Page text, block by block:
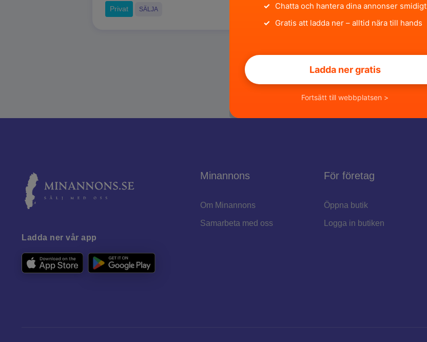
Privat SÄLJA
✓ Chatta och hantera dina annonser smidigt
✓ Gratis att ladda ner – alltid nära till hands
Ladda ner gratis
Fortsätt till webbplatsen >
Ladda ner vår app
Minannons
Om Minannons
Samarbeta med oss
För företag
Öppna butik
Logga in butiken